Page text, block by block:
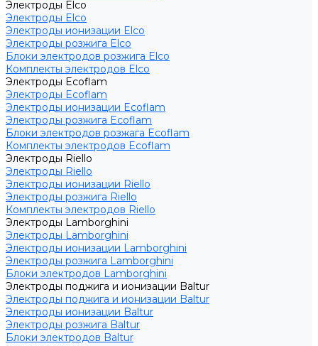
Электроды Elco
Электроды Elco
Электроды ионизации Elco
Электроды розжига Elco
Блоки электродов розжига Elco
Комплекты электродов Elco
Электроды Ecoflam
Электроды Ecoflam
Электроды ионизации Ecoflam
Электроды розжига Ecoflam
Блоки электродов розжага Ecoflam
Комплекты электродов Ecoflam
Электроды Riello
Электроды Riello
Электроды ионизации Riello
Электроды розжига Riello
Комплекты электродов Riello
Электроды Lamborghini
Электроды Lamborghini
Электроды ионизации Lamborghini
Электроды розжига Lamborghini
Блоки электродов Lamborghini
Электроды поджига и ионизации Baltur
Электроды поджига и ионизации Baltur
Электроды ионизации Baltur
Электроды розжига Baltur
Блоки электродов Baltur